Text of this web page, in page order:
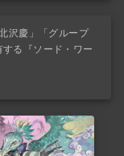
沢慶」「グループ
する『ソード・ワー